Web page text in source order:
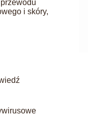
i skóry,